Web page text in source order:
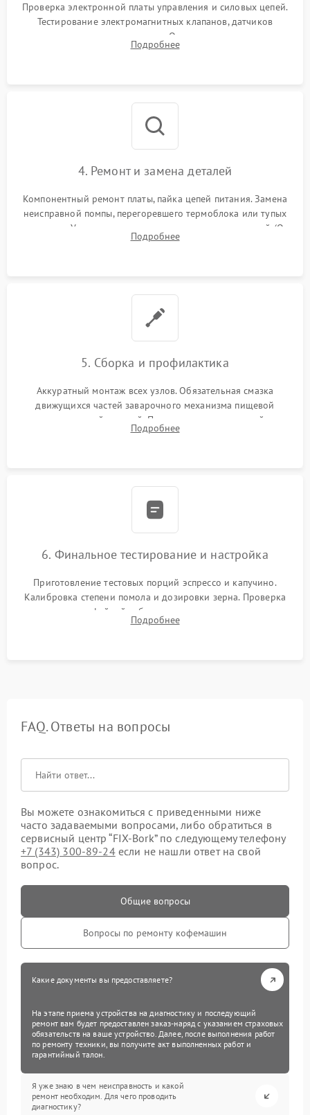
Проверка электронной платы управления и силовых цепей.
Тестирование электромагнитных клапанов, датчиков
температуры и расходомера. Оценка степени износа
жерновов кофемолки, уплотнительных колец гидросистемы
Подробнее
4. Ремонт и замена деталей
Компонентный ремонт платы, пайка цепей питания. Замена
неисправной помпы, перегоревшего термоблока или тупых
жерновов. Установка новых силиконовых уплотнителей (O-
ring) и тефлоновых трубок для надежного устранения
Подробнее
5. Сборка и профилактика
Аккуратный монтаж всех узлов. Обязательная смазка
движущихся частей заварочного механизма пищевой
силиконовой смазкой. Проведение программной
декальцинации и очистки системы от кофейных масел.
Подробнее
6. Финальное тестирование и настройка
Приготовление тестовых порций эспрессо и капучино.
Калибровка степени помола и дозировки зерна. Проверка
плотности кофейной таблетки, температуры напитка и
качества молочной пены. Контроль отсутствия посторонних
Подробнее
FAQ. Ответы на вопросы
Вы можете ознакомиться с приведенными ниже
часто задаваемыми вопросами, либо обратиться в
сервисный центр “FIX-Bork” по следующему телефону
+7 (343) 300-89-24если не нашли ответ на свой
вопрос.
Общие вопросы
Вопросы по ремонту кофемашин
Какие документы вы предоставляете?
На этапе приема устройства на диагностику и последующий
ремонт вам будет предоставлен заказ-наряд с указанием страховых
обязательств на ваше устройство. Далее, после выполнения работ
по ремонту техники, вы получите акт выполненных работ и
гарантийный талон.
Я уже знаю в чем неисправность и какой
ремонт необходим. Для чего проводить
диагностику?